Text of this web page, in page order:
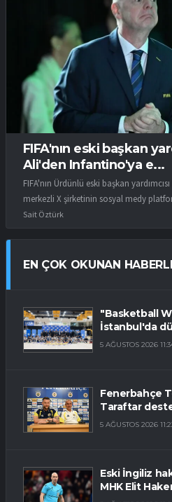
FIFA'nın eski başkan
Ali'den Infantino'ya e...
FIFA'nın Ürdünlü eski başkan
merkezli X şirketinin sosyal medy
Sait Öztürk
EN ÇOK OKUNAN
"Basketball
İstanbul'da
5 AĞUSTOS 2026
Fenerbahçe
Taraftar
5 AĞUSTOS 2026
Eski İngiliz
MHK Elit